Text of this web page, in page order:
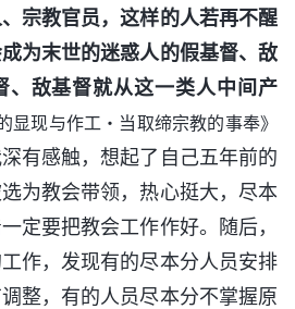
宗教官员，这样的人若再不醒
为末世的迷惑人的假基督、敌
、敌基督就从这一类人中间产
显现与作工・当取缔宗教的事奉》
有感触，想起了自己五年前的
为教会带领，热心挺大，尽本
定要把教会工作作好。随后，
作，发现有的尽本分人员安排
整，有的人员尽本分不掌握原